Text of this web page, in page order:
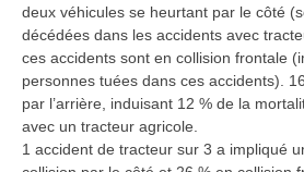
deux véhicules se heurtant par le côté
décédées dans les accidents avec
ces accidents sont en collision frontale
personnes tuées dans ces accidents).
par l’arrière, induisant 12 % de la
avec un tracteur agricole.
1 accident de tracteur sur 3 a impliqué